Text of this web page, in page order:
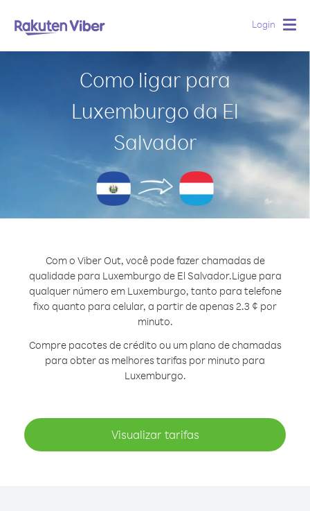
Login
Como ligar para
Luxemburgo da El
Salvador
Com o Viber Out, você pode fazer chamadas de
qualidade para Luxemburgo de El Salvador.Ligue para
qualquer número em Luxemburgo, tanto para telefone
fixo quanto para celular, a partir de apenas 2.3 ¢ por
minuto.
Compre pacotes de crédito ou um plano de chamadas
para obter as melhores tarifas por minuto para
Luxemburgo.
Visualizar tarifas